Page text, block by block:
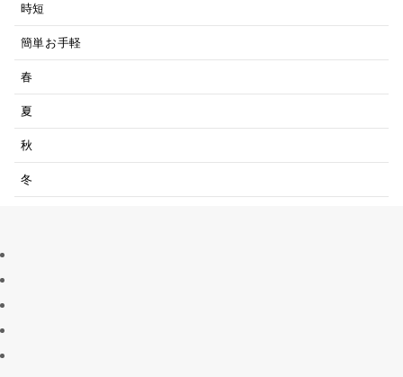
時短
簡単お手軽
春
夏
秋
冬